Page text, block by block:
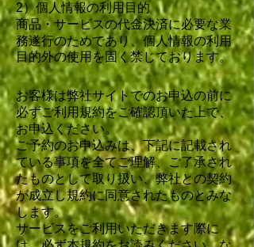
2）個人情報の利用目的
商品・サービスの代金決済に必要な業
務遂行のためであり、個人情報の利用
目的外の使用を固く禁じております。
お客様は弊社サイトでのお申込の前に
必ずご利用規約をご確認頂いた上で、
お申込ください。
ご予約のお申込みは、下記に記載され
ている事項を全てご理解、ご了承され
たものとして取り扱い、弊社との契約
が成立し規約に同意されたものとみな
します。
サービスをご利用いただきます際に